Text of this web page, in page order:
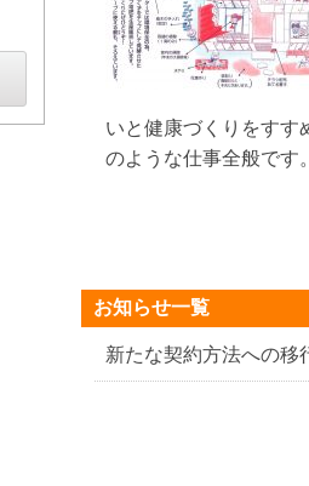
いと健康づくりをすす
のような仕事全般です
お知らせ一覧
新たな契約方法への移